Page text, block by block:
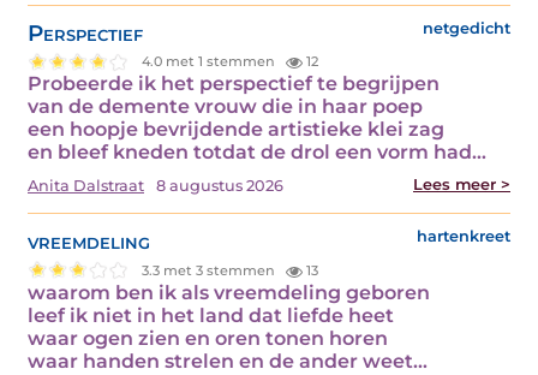
Perspectief netgedicht
4.0 met 1 stemmen 12
Probeerde ik het perspectief te begrijpen
van de demente vrouw die in haar poep
een hoopje bevrijdende artistieke klei zag
en bleef kneden totdat de drol een vorm had…
Anita Dalstraat 8 augustus 2026 Lees meer >
vreemdeling hartenkreet
3.3 met 3 stemmen 13
waarom ben ik als vreemdeling geboren
leef ik niet in het land dat liefde heet
waar ogen zien en oren tonen horen
waar handen strelen en de ander weet…